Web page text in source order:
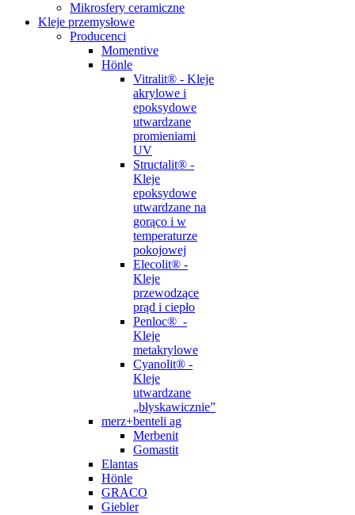
Mikrosfery ceramiczne
Kleje przemysłowe
Producenci
Momentive
Hönle
Vitralit® - Kleje
akrylowe i
epoksydowe
utwardzane
promieniami
UV
Structalit® -
Kleje
epoksydowe
utwardzane na
gorąco i w
temperaturze
pokojowej
Elecolit® -
Kleje
przewodzące
prąd i ciepło
Penloc® -
Kleje
metakrylowe
Cyanolit® -
Kleje
utwardzane
„błyskawicznie”
merz+benteli ag
Merbenit
Gomastit
Elantas
Hönle
GRACO
Giebler